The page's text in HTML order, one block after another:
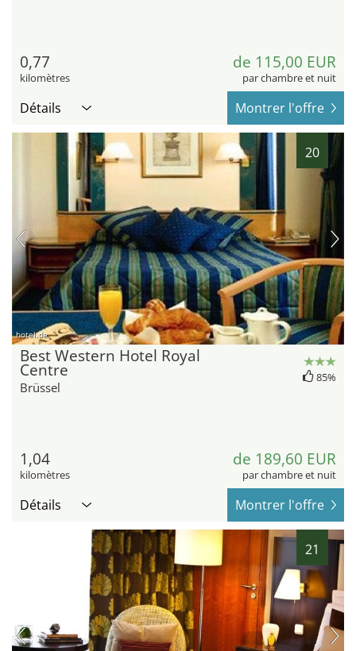
0,77
kilomètres
de 115,00 EUR
par chambre et nuit
Détails Montrer l'offre
20
hotel.de
Best Western Hotel Royal
Centre
Brüssel
85%
1,04
kilomètres
de 189,60 EUR
par chambre et nuit
Détails Montrer l'offre
21